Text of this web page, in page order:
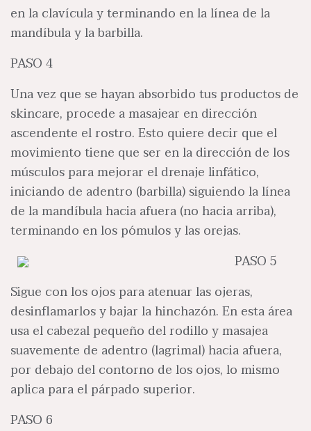
en la clavícula y terminando en la línea de la
mandíbula y la barbilla.
PASO 4
Una vez que se hayan absorbido tus productos de
skincare, procede a masajear en dirección
ascendente el rostro. Esto quiere decir que el
movimiento tiene que ser en la dirección de los
músculos para mejorar el drenaje linfático,
iniciando de adentro (barbilla) siguiendo la línea
de la mandíbula hacia afuera (no hacia arriba),
terminando en los pómulos y las orejas.
PASO 5
Sigue con los ojos para atenuar las ojeras,
desinflamarlos y bajar la hinchazón. En esta área
usa el cabezal pequeño del rodillo y masajea
suavemente de adentro (lagrimal) hacia afuera,
por debajo del contorno de los ojos, lo mismo
aplica para el párpado superior.
PASO 6